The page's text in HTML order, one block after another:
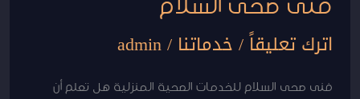
اترك تعليقاً/خدماتنا /
admin
فنى صحى السلام للخدمات الصحية المنزلية هل تعلم أن